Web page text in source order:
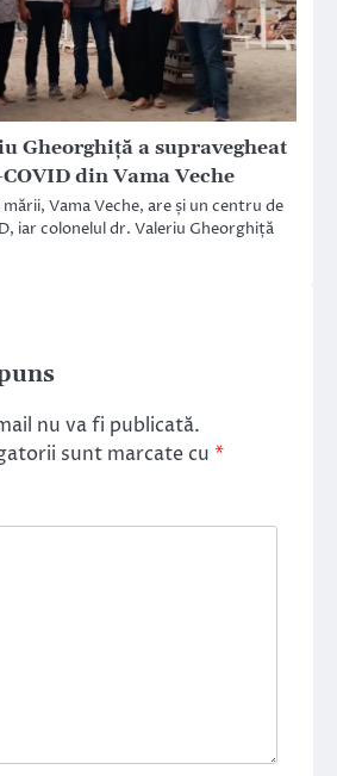
Gheorghiță a supravegheat
din Vama Veche
Vama Veche, are și un centru de
iar colonelul dr. Valeriu Gheorghiță
nu va fi publicată.
sunt marcate cu *